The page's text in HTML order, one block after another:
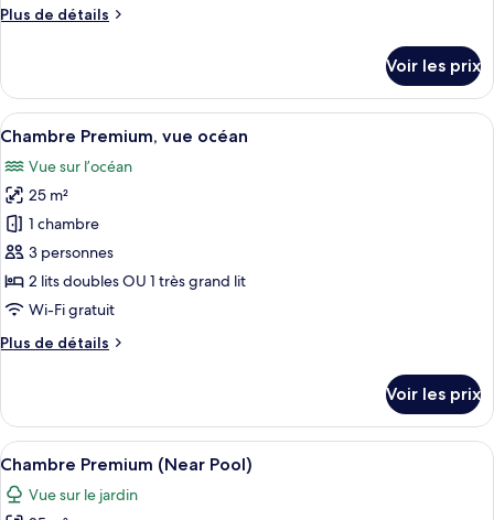
Chambre
Plus de détails
Plus
le
type
de
Chambre
Premium
Voir les prix
Afficher
toutes
les
photos
pour
ce
type
de
chambre :
Chambre
océan
Une terrasse en bois avec un
12
Chambre Premium, vue océan
Vue sur l’océan
25 m²
1 chambre
3 personnes
2 lits doubles OU 1 très grand lit
Wi-Fi gratuit
Plus de détails
Plus
le
type
de
Chambre
Voir les prix
Afficher
toutes
les
Une chambre d’hôtel avec un lit,
8
Chambre Premium (Near Pool)
Vue sur le jardin